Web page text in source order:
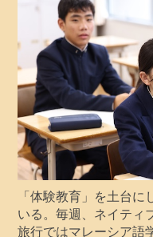
「体験教育」を土台
いる。毎週、ネイティ
旅行ではマレーシア語